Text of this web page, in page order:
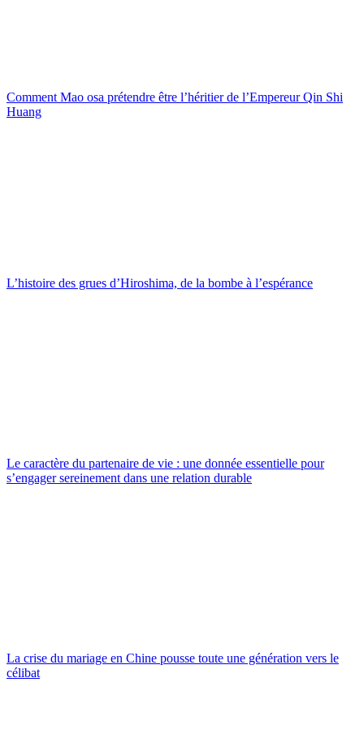
Comment Mao osa prétendre être l’héritier de l’Empereur Qin Shi
Huang
L’histoire des grues d’Hiroshima, de la bombe à l’espérance
Le caractère du partenaire de vie : une donnée essentielle pour
s’engager sereinement dans une relation durable
La crise du mariage en Chine pousse toute une génération vers le
célibat